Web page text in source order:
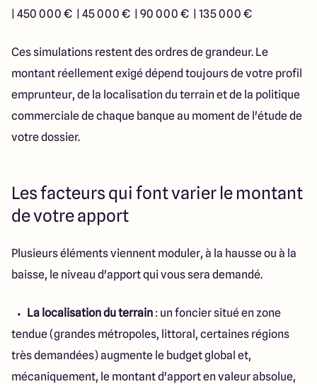
| 450 000 € | 45 000 € | 90 000 € | 135 000 €
Ces simulations restent des ordres de grandeur. Le
montant réellement exigé dépend toujours de votre profil
emprunteur, de la localisation du terrain et de la politique
commerciale de chaque banque au moment de l'étude de
votre dossier.
Les facteurs qui font varier le montant
de votre apport
Plusieurs éléments viennent moduler, à la hausse ou à la
baisse, le niveau d'apport qui vous sera demandé.
La localisation du terrain : un foncier situé en zone
tendue (grandes métropoles, littoral, certaines régions
très demandées) augmente le budget global et,
mécaniquement, le montant d'apport en valeur absolue,